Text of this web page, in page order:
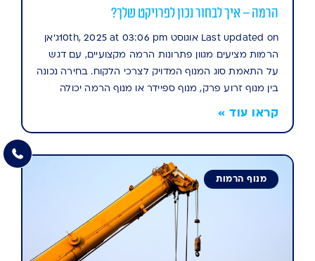
הרמה – איך לבחור נכון לפרויקט שלך?
Last updated on אוגוסט 10th, 2025 at 03:06 pmג'אן
הרמות מציעים מגוון פתרונות הרמה מקצועיים, עם דגש
על התאמת סוג המנוף המדויק לצרכי הלקוח. בחירה נכונה
בין מנוף זרוע פרק, מנוף ספיידר או מנוף הרמה יכולה
קראו עוד »
מנוף הרמות